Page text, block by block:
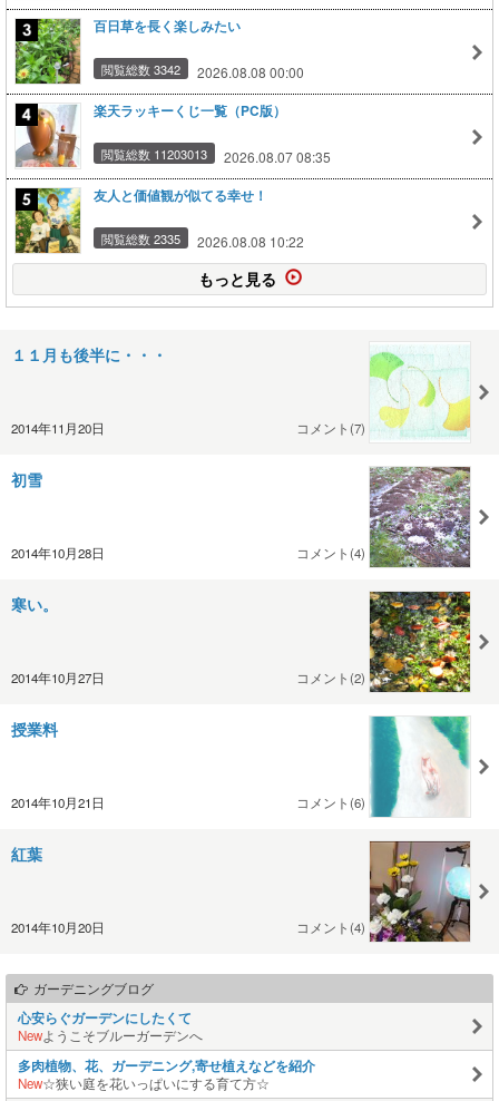
百日草を長く楽しみたい
閲覧総数 3342 2026.08.08 00:00
楽天ラッキーくじ一覧（PC版）
閲覧総数 11203013 2026.08.07 08:35
友人と価値観が似てる幸せ！
閲覧総数 2335 2026.08.08 10:22
もっと見る
１１月も後半に・・・
2014年11月20日 コメント(7)
初雪
2014年10月28日 コメント(4)
寒い。
2014年10月27日 コメント(2)
授業料
2014年10月21日 コメント(6)
紅葉
2014年10月20日 コメント(4)
ガーデニングブログ
心安らぐガーデンにしたくて
Newようこそブルーガーデンへ
多肉植物、花、ガーデニング,寄せ植えなどを紹介
New☆狭い庭を花いっぱいにする育て方☆